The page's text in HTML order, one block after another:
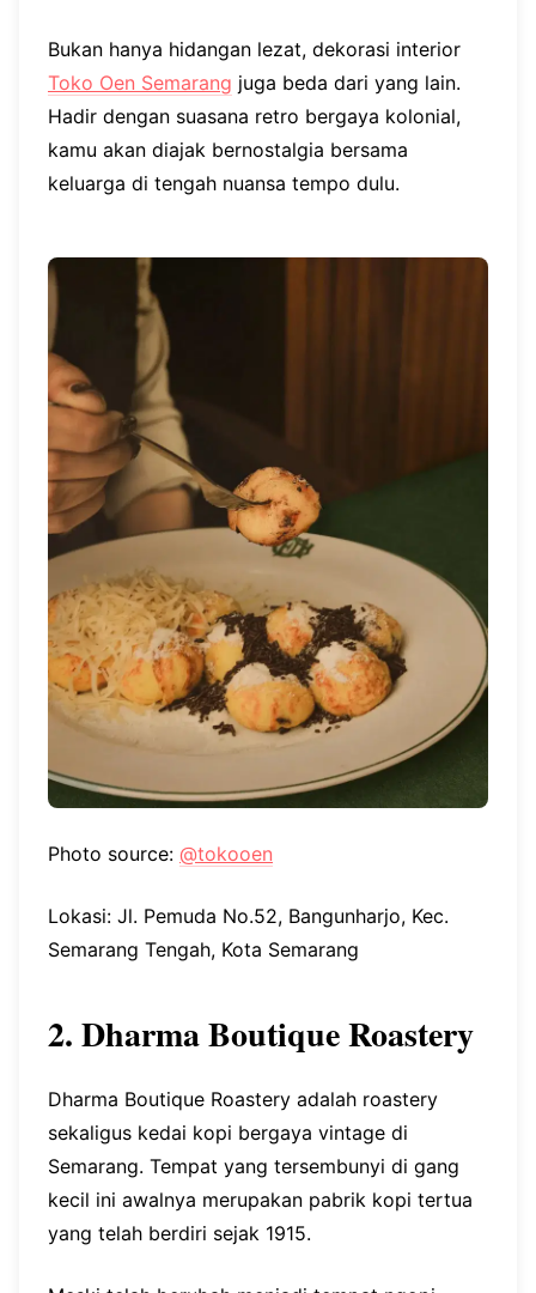
Bukan hanya hidangan lezat, dekorasi interior
Toko Oen Semarang juga beda dari yang lain.
Hadir dengan suasana retro bergaya kolonial,
kamu akan diajak bernostalgia bersama
keluarga di tengah nuansa tempo dulu.
Photo source: @tokooen
Lokasi: Jl. Pemuda No.52, Bangunharjo, Kec.
Semarang Tengah, Kota Semarang
2. Dharma Boutique Roastery
Dharma Boutique Roastery adalah roastery
sekaligus kedai kopi bergaya vintage di
Semarang. Tempat yang tersembunyi di gang
kecil ini awalnya merupakan pabrik kopi tertua
yang telah berdiri sejak 1915.